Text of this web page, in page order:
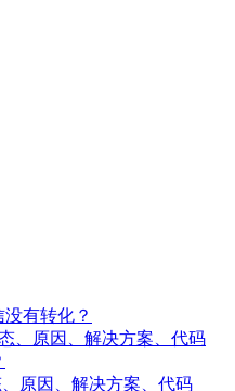
有转化？
、原因、解决方案、代码
原因、解决方案、代码